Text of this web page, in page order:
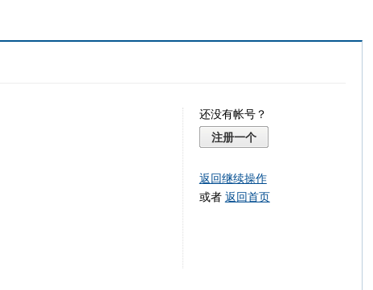
还没有帐号？
注册一个
返回继续操作
或者 返回首页